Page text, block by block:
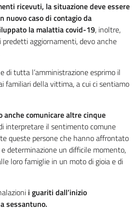
ricevuti, la situazione deve essere
nuovo caso di contagio da
la malattia covid-19, inoltre,
predetti aggiornamenti, devo anche
di tutta l’amministrazione esprimo il
familiari della vittima, a cui ci sentiamo
anche comunicare altre cinque
interpretare il sentimento comune
queste persone che hanno affrontato
determinazione un difficile momento,
loro famiglie in un moto di gioia e di
i guariti dall’inizio
sessantuno.